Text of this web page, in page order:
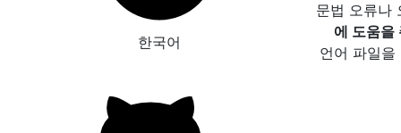
한국어
문법 오류나
에 도움을
언어 파일을